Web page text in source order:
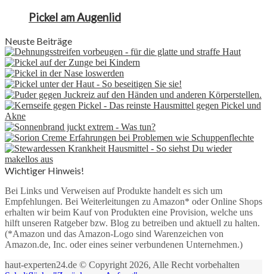
Pickel am Augenlid
Neuste Beiträge
Wichtiger Hinweis!
Bei Links und Verweisen auf Produkte handelt es sich um
Empfehlungen. Bei Weiterleitungen zu Amazon* oder Online Shops
erhalten wir beim Kauf von Produkten eine Provision, welche uns
hilft unseren Ratgeber bzw. Blog zu betreiben und aktuell zu halten.
(*Amazon und das Amazon-Logo sind Warenzeichen von
Amazon.de, Inc. oder eines seiner verbundenen Unternehmen.)
haut-experten24.de © Copyright 2026, Alle Recht vorbehalten